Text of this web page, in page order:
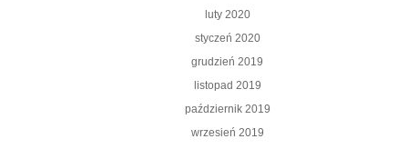
luty 2020
styczeń 2020
grudzień 2019
listopad 2019
październik 2019
wrzesień 2019